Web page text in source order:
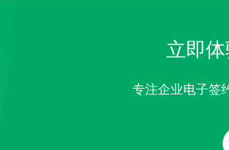
立即
专注企业电子签